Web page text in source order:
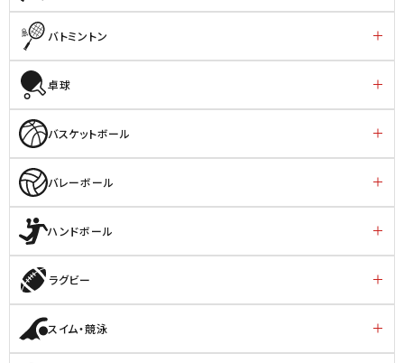
バトミントン
卓球
バスケットボール
バレーボール
ハンドボール
ラグビー
スイム・競泳